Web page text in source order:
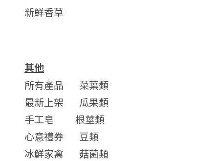
新鮮香草
其他
所有產品
菜葉類
最新上架
瓜果類
手工皂
根莖類
心意禮券
豆類
冰鮮家禽
菇菌類